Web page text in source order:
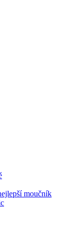
moučník